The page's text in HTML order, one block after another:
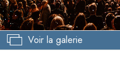
Voir la galerie